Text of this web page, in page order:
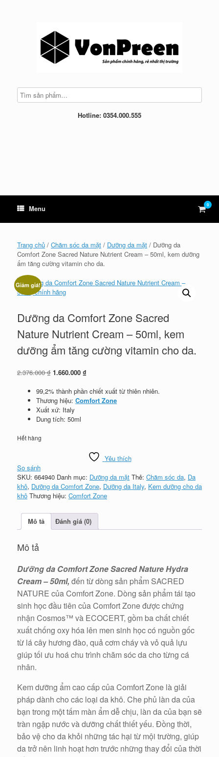
Hotline: 0354.000.555
Menu View
cart
0
Trang chủ / Chăm sóc da mặt / Dưỡng da mặt / Dưỡng da
Comfort Zone Sacred Nature Nutrient Cream – 50ml, kem dưỡng
ẩm tăng cường vitamin cho da.
Giảm giá!
Dưỡng da Comfort Zone Sacred
Nature Nutrient Cream – 50ml, kem
dưỡng ẩm tăng cường vitamin cho da.
2.376.000₫ Giá
là:
2.376.000 ₫.
1.660.000 ₫
tại
là:
99,2% thành phần chiết xuất từ thiên nhiên.
Thương hiệu: Comfort Zone
Xuất xứ: Italy
Dung tích: 50ml
Hết hàng
Yêu thích
So sánh
SKU: 664940 Danh mục: Dưỡng da mặt Thẻ: Chăm sóc da, Da
khô, Dưỡng da Comfort Zone, Dưỡng da Italy, Kem dưỡng cho da
khô Thương hiệu: Comfort Zone
Mô tả Đánh giá (0)
Mô tả
Dưỡng da Comfort Zone Sacred Nature Hydra
Cream – 50ml, đến từ dòng sản phẩm SACRED
NATURE của Comfort Zone. Dòng sản phẩm tái tạo
sinh học đầu tiên của Comfort Zone được chứng
nhận Cosmos™ và ECOCERT, gồm ba chất chiết
xuất chống oxy hóa lên men sinh học có nguồn gốc
từ lá cây hương đào, quả cơm cháy và vỏ quả lựu
giúp tối ưu hoá chu trình chăm sóc da cho từng cá
nhân.
Kem dưỡng ẩm cao cấp của Comfort Zone là giải
pháp dành cho các loại da khô. Che phủ làn da của
bạn trong một tấm màn ẩm dễ chịu, làn da của bạn sẽ
tràn ngập nước và dưỡng chất thiết yếu. Đồng thời,
bảo vệ cho da khỏi những tác hại từ mội trường, giúp
da trở nên linh hoạt hơn trước những thay đổi của thời